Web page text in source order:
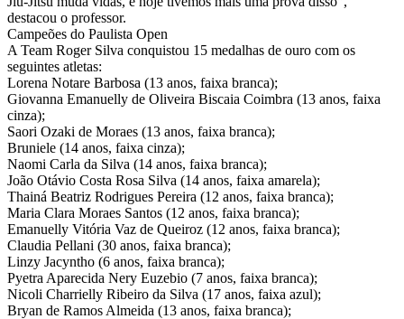
destacou o professor.
Campeões do Paulista Open
A Team Roger Silva conquistou 15 medalhas de ouro com os
seguintes atletas:
Lorena Notare Barbosa (13 anos, faixa branca);
Giovanna Emanuelly de Oliveira Biscaia Coimbra (13 anos, faixa
cinza);
Saori Ozaki de Moraes (13 anos, faixa branca);
Bruniele (14 anos, faixa cinza);
Naomi Carla da Silva (14 anos, faixa branca);
João Otávio Costa Rosa Silva (14 anos, faixa amarela);
Thainá Beatriz Rodrigues Pereira (12 anos, faixa branca);
Maria Clara Moraes Santos (12 anos, faixa branca);
Emanuelly Vitória Vaz de Queiroz (12 anos, faixa branca);
Claudia Pellani (30 anos, faixa branca);
Linzy Jacyntho (6 anos, faixa branca);
Pyetra Aparecida Nery Euzebio (7 anos, faixa branca);
Nicoli Charrielly Ribeiro da Silva (17 anos, faixa azul);
Bryan de Ramos Almeida (13 anos, faixa branca);